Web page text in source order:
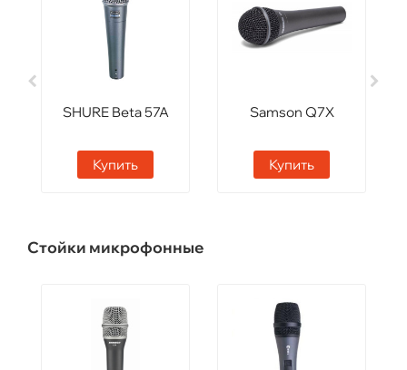
SHURE Beta 57A
Купить
Samson Q7X
Купить
Стойки микрофонные